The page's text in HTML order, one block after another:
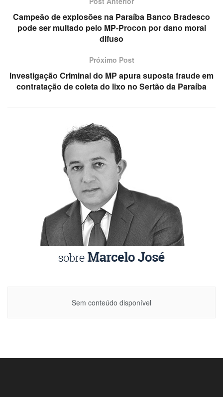
Campeão de explosões na Paraíba Banco Bradesco
pode ser multado pelo MP-Procon por dano moral
difuso
Próximo Post
Investigação Criminal do MP apura suposta fraude em
contratação de coleta do lixo no Sertão da Paraíba
Sem conteúdo disponível